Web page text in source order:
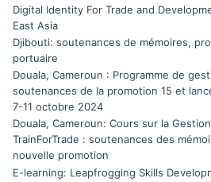
Digital Identity For Trade and
East Asia
Djibouti: soutenances de mémoires,
portuaire
Douala, Cameroun : Programme de
soutenances de la promotion 15 et
7-11 octobre 2024
Douala, Cameroun: Cours sur la
TrainForTrade : soutenances des
nouvelle promotion
E-learning: Leapfrogging Skills